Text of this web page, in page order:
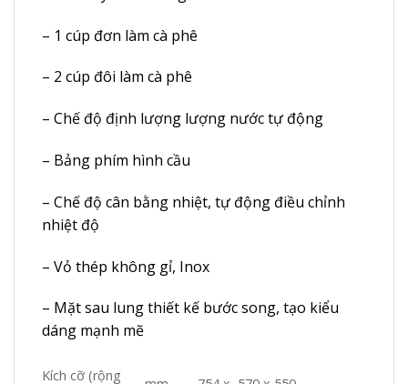
– 1 cúp đơn làm cà phê
– 2 cúp đôi làm cà phê
– Chế độ định lượng lượng nước tự động
– Bảng phím hình cầu
– Chế độ cân bằng nhiệt, tự động điều chỉnh
nhiệt độ
– Vỏ thép không gỉ, Inox
– Mặt sau lung thiết kế bước song, tạo kiểu
dáng mạnh mẽ
Kích cỡ (rộng